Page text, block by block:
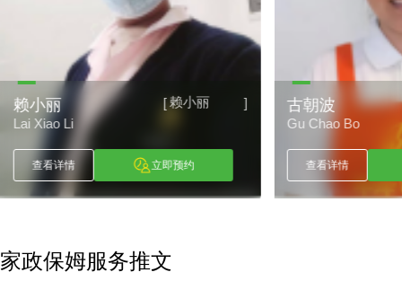
丽 ] 古朝波
古朝波
Gu Chao Bo
查看详情
唐
家政保姆服务推文